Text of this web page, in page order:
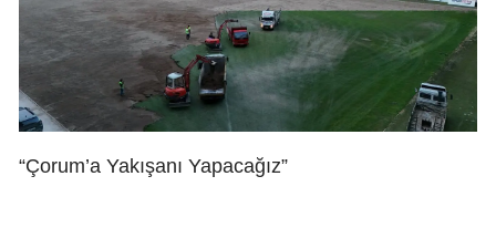
“Çorum’a Yakışanı Yapacağız”